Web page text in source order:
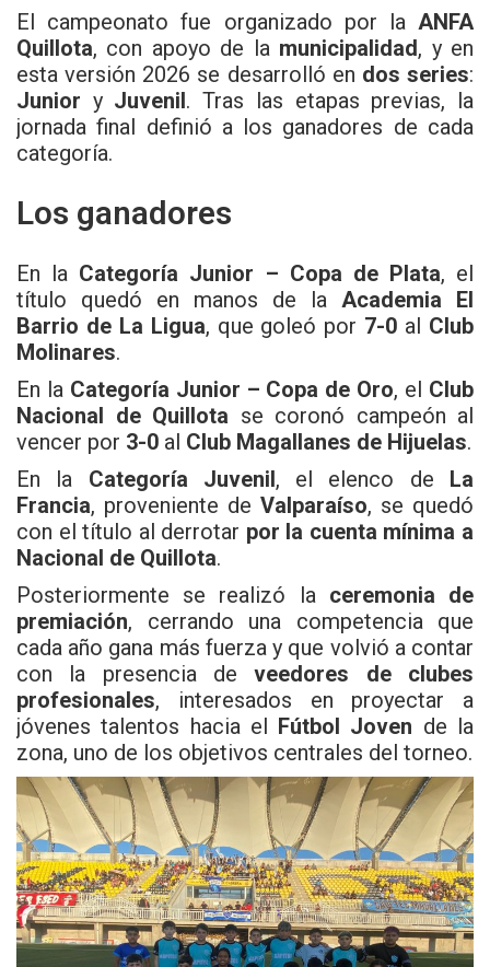
El campeonato fue organizado por laANFA
Quillota, con apoyo de la municipalidad, y en
esta versión 2026 se desarrolló en dos series:
Junior y Juvenil. Tras las etapas previas, la
jornada final definió a los ganadores de cada
categoría.
Los ganadores
En la Categoría Junior – Copa de Plata, el
título quedó en manos de la Academia El
Barrio de La Ligua, que goleó por 7-0 al Club
Molinares.
En la Categoría Junior – Copa de Oro, el Club
Nacional de Quillota se coronó campeón al
vencer por 3-0 al Club Magallanes de Hijuelas.
En la Categoría Juvenil, el elenco de La
Francia, proveniente de Valparaíso, se quedó
con el título al derrotar por la cuenta mínima a
Nacional de Quillota.
Posteriormente se realizó la ceremonia de
premiación, cerrando una competencia que
cada año gana más fuerza y que volvió a contar
con la presencia deveedores de clubes
profesionales, interesados en proyectar a
jóvenes talentos hacia el Fútbol Joven de la
zona, uno de los objetivos centrales del torneo.